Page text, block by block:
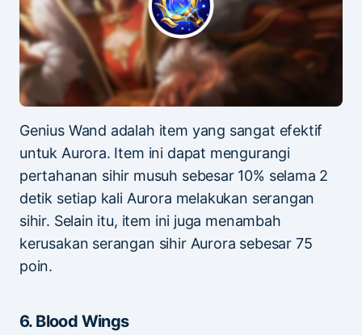
Genius Wand adalah item yang sangat efektif
untuk Aurora. Item ini dapat mengurangi
pertahanan sihir musuh sebesar 10% selama 2
detik setiap kali Aurora melakukan serangan
sihir. Selain itu, item ini juga menambah
kerusakan serangan sihir Aurora sebesar 75
poin.
6. Blood Wings